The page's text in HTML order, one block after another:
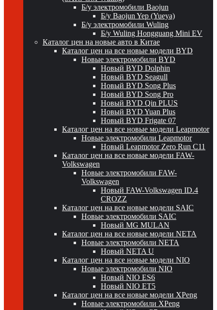
Б/у электромобили Baojun
Б/у Baojun Yep (Yueya)
Б/у электромобили Wuling
Б/у Wuling Hongguang Mini EV
Каталог цен на новые авто в Китае
Каталог цен на все новые модели BYD
Новые электромобили BYD
Новый BYD Dolphin
Новый BYD Seagull
Новый BYD Song Plus
Новый BYD Song Pro
Новый BYD Qin PLUS
Новый BYD Yuan Plus
Новый BYD Frigate 07
Каталог цен на все новые модели Leapmotor
Новые электромобили Leapmotor
Новый Leapmotor Zero Run C11
Каталог цен на все новые модели FAW-
Volkswagen
Новые электромобили FAW-
Volkswagen
Новый FAW-Volkswagen ID.4
CROZZ
Каталог цен на все новые модели SAIC
Новые электромобили SAIC
Новый MG MULAN
Каталог цен на все новые модели NETA
Новые электромобили NETA
Новый NETA U
Каталог цен на все новые модели NIO
Новые электромобили NIO
Новый NIO ES6
Новый NIO ET5
Каталог цен на все новые модели XPeng
Новые электромобили XPeng